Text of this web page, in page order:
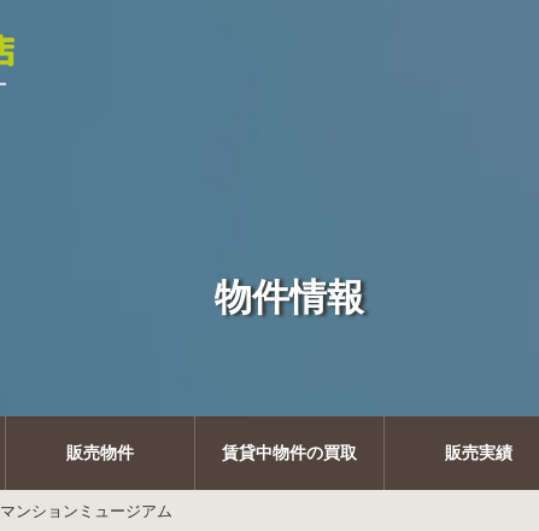
物件情報
販売物件 賃貸中物件の買取 販売実績
マンションミュージアム